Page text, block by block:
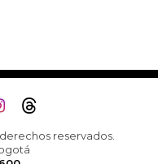
reservados.